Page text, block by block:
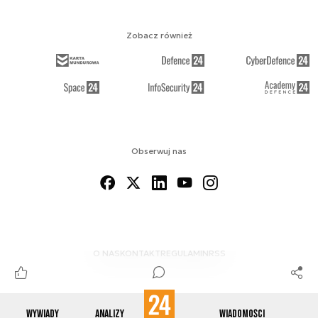
Wywiady Analizy Wiadomości
Obserwuj nas
O NAS KONTAKTREGULAMINRSS
Zobacz również